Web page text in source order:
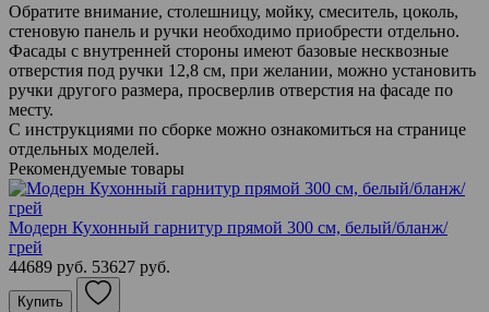
Обратите внимание, столешницу, мойку, смеситель, цоколь,
стеновую панель и ручки необходимо приобрести отдельно.
Фасады с внутренней стороны имеют базовые несквозные
отверстия под ручки 12,8 см, при желании, можно установить
ручки другого размера, просверлив отверстия на фасаде по
месту.
С инструкциями по сборке можно ознакомиться на странице
отдельных моделей.
Рекомендуемые товары
Модерн Кухонный гарнитур прямой 300 см, белый/бланж/
грей
44689 руб. 53627 руб.
Купить